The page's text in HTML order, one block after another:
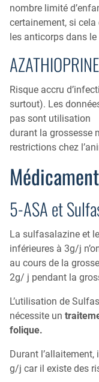
nombre limité
certainement, si
les anticorps dans
AZATHIOPRINE
Risque accru
surtout). Les
pas sont utilisation
durant la grossesse
restrictions chez
5-ASA et
La sulfasalazine et
inférieures à 3g/j
au cours de la
2g/ j pendant la
L’utilisation de
nécessite un
folique.
Durant
g/j car il existe des